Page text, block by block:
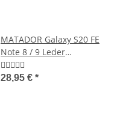
MATADOR Galaxy S20 FE
Note 8 / 9 Leder
Gürteltasche Quertasche
Braun
28,95 € *